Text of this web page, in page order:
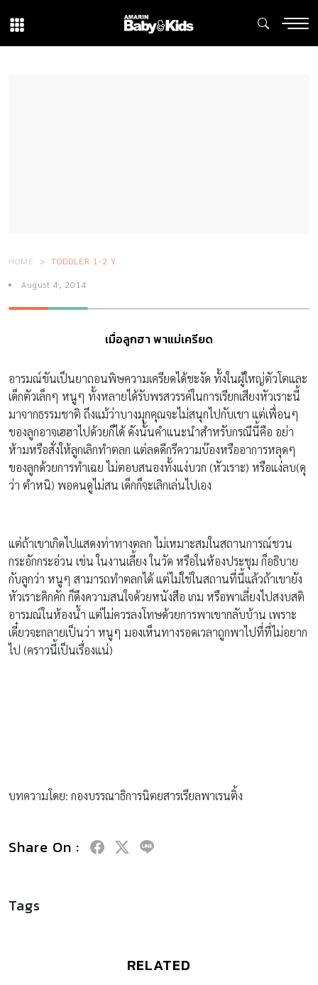
HOME TODDLER 1-2 Y
August 4, 2014
เมื่อลูกฮา พาแม่เครียด
อารมณ์ขันเป็นยาถอนพิษความเครียดได้ชะงัด ทั้งในผู้ใหญ่ตัวโตและ
เด็กตัวเล็กๆ หนูๆ ทั้งหลายได้รับพรสวรรค์ในการเรียกเสียงหัวเราะนี้
มาจากธรรมชาติ ถึงแม้ว่าบางมุกคุณจะไม่สนุกไปกับเขา แต่เพื่อนๆ
ของลูกอาจเฮฮาไปด้วยก็ได้ ดังนั้นคำแนะนำสำหรับกรณีนี้คือ อย่า
ห้ามหรือสั่งให้ลูกเลิกทำตลก แต่ลดดีกรีความบ๊องหรืออาการหลุดๆ
ของลูกด้วยการทำเฉย ไม่ตอบสนองทั้งแง่บวก (หัวเราะ) หรือแง่ลบ(ดุ
ว่า ตำหนิ) พอคนดูไม่สน เด็กก็จะเลิกเล่นไปเอง
แต่ถ้าเขาเกิดไปแสดงท่าทางตลก ไม่เหมาะสมในสถานการณ์ชวน
กระอักกระอ่วน เช่น ในงานเลี้ยง ในวัด หรือในห้องประชุม ก็อธิบาย
กับลูกว่า หนูๆ สามารถทำตลกได้ แต่ไม่ใช่ในสถานที่นี้แล้วถ้าเขายัง
หัวเราะคิกคัก ก็ดึงความสนใจด้วยหนังสือ เกม หรือพาเลี่ยงไปสงบสติ
อารมณ์ในห้องน้ำ แต่ไม่ควรลงโทษด้วยการพาเขากลับบ้าน เพราะ
เดี๋ยวจะกลายเป็นว่า หนูๆ มองเห็นทางรอดเวลาถูกพาไปที่ที่ไม่อยาก
ไป (คราวนี้เป็นเรื่องแน่)
บทความโดย: กองบรรณาธิการนิตยสารเรียลพาเรนติ้ง
Share On :
Tags
RELATED